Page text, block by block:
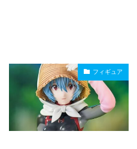
フィギュア